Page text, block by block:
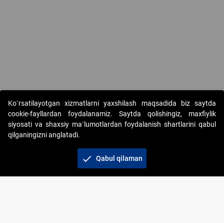
Copyright © 2017-2026. "Elektron onlayn-auksionlarni tashkil etish"
AJ. Barcha huquqlar himoyalangan
+998 71 202-21-11
Ko`rsatilayotgan xizmatlarni yaxshilash maqsadida biz saytda
cookie-fayllardan foydalanamiz. Saytda qolishingiz, maxfiylik
siyosati va shaxsiy ma`lumotlardan foydalanish shartlarini qabul
qilganingizni anglatadi.
check Qabul qilaman